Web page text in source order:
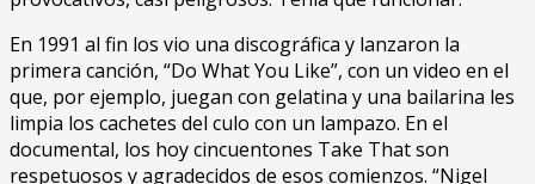
En 1991 al fin los vio una discográfica y lanzaron la
primera canción, “Do What You Like”, con un video en el
que, por ejemplo, juegan con gelatina y una bailarina les
limpia los cachetes del culo con un lampazo. En el
documental, los hoy cincuentones Take That son
respetuosos y agradecidos de esos comienzos. “Nigel